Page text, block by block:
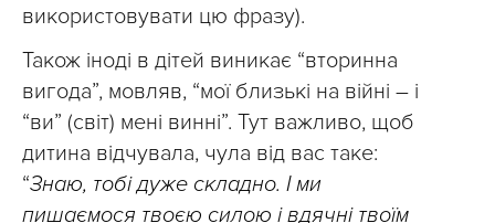
використовувати цю фразу).
Також іноді в дітей виникає “вторинна
вигода”, мовляв, “мої близькі на війні – і
“ви” (світ) мені винні”. Тут важливо, щоб
дитина відчувала, чула від вас таке:
“Знаю, тобі дуже складно. І ми
пишаємося твоєю силою і вдячні твоїм